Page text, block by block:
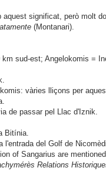
aquest significat, però molt
(Montanari).
sud-est; Angelokomis =
vàries lliçons per
de passar pel Llac d'Iznik.
Bitínia.
l'entrada del Golf de
of Sangarius are
Relations